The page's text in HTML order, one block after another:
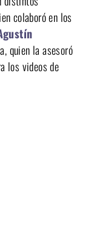
colaboró en los
quien la asesoró
los videos de